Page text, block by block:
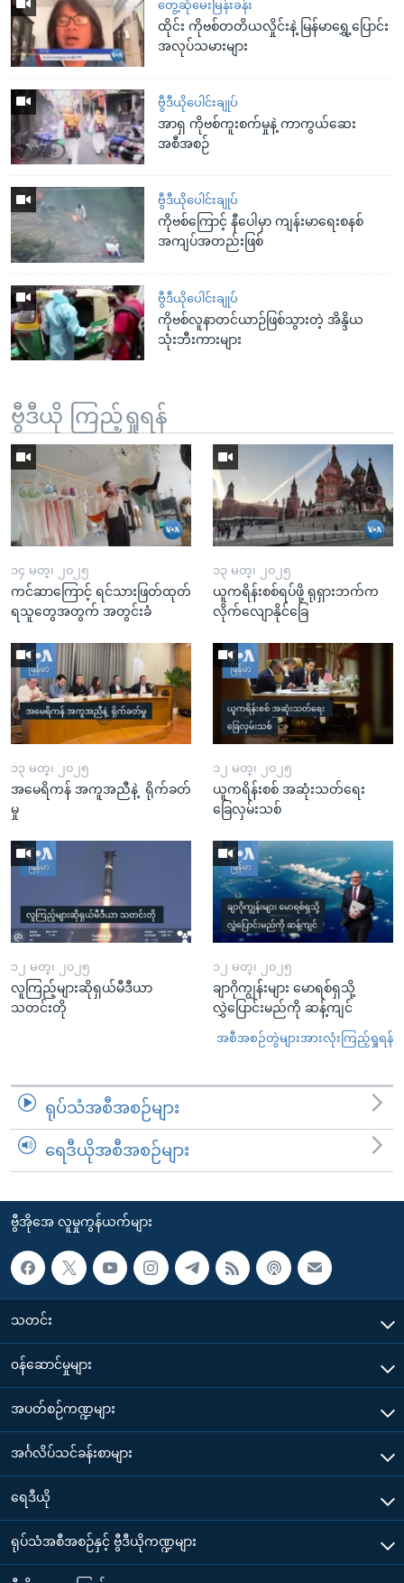
တွေ့ဆုံမေးမြန်းခန်း
ထိုင်း ကိုဗစ်တတိယလှိုင်းနဲ့ မြန်မာရွှေ့ပြောင်း
အလုပ်သမားများ
ဗွီဒီယိုပေါင်းချုပ်
အာရှ ကိုဗစ်ကူးစက်မှုနဲ့ ကာကွယ်ဆေး
အစီအစဉ်
ဗွီဒီယိုပေါင်းချုပ်
ကိုဗစ်ကြောင့် နီပေါမှာ ကျန်းမာရေးစနစ်
အကျပ်အတည်းဖြစ်
ဗွီဒီယိုပေါင်းချုပ်
ကိုဗစ်လူနာတင်ယာဉ်ဖြစ်သွားတဲ့ အိန္ဒိယ
သုံးဘီးကားများ
ဗွီဒီယို ကြည့်ရှုရန်
၁၄ မတ္၊ ၂၀၂၅
ကင်ဆာကြောင့် ရင်သားဖြတ်ထုတ်
ရသူတွေအတွက် အတွင်းခံ
၁၃ မတ္၊ ၂၀၂၅
ယူကရိန်းစစ်ရပ်ဖို့ ရုရှားဘက်က
လိုက်လျောနိုင်ခြေ
၁၃ မတ္၊ ၂၀၂၅
အမေရိကန် အကူအညီနဲ့ ရိုက်ခတ်
မှု
၁၂ မတ္၊ ၂၀၂၅
ယူကရိန်းစစ် အဆုံးသတ်ရေး
ခြေလှမ်းသစ်
၁၂ မတ္၊ ၂၀၂၅
လူကြည့်များဆိုရှယ်မီဒီယာ
သတင်းတို
၁၂ မတ္၊ ၂၀၂၅
ချာဂိုကျွန်းများ မောရစ်ရှသို့
လွှဲပြောင်းမည်ကို ဆန့်ကျင်
အစီအစဉ်တွဲများအားလုံးကြည့်ရှုရန်
ရုပ်သံအစီအစဉ်များ
ရေဒီယိုအစီအစဉ်များ
ဗွီအိုအေ လူမှုကွန်ယက်များ
သတင်း
၀န်ဆောင်မှုများ
အပတ်စဉ်ကဏ္ဍများ
အင်္ဂလိပ်သင်ခန်းစာများ
ရေဒီယို
ရုပ်သံအစီအစဉ်နှင့် ဗွီဒီယိုကဏ္ဍများ